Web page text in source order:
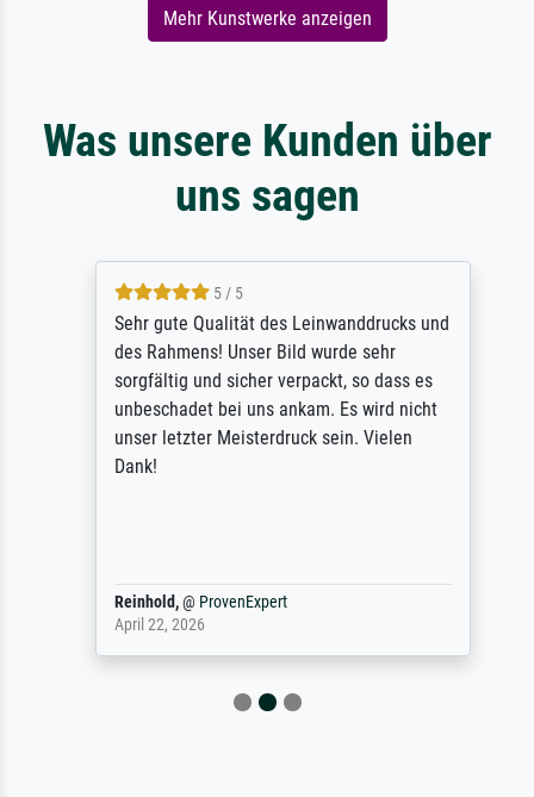
Mehr Kunstwerke anzeigen
Was unsere Kunden über
uns sagen
5 / 5
Sehr gute Qualität des Leinwanddrucks und
des Rahmens! Unser Bild wurde sehr
sorgfältig und sicher verpackt, so dass es
unbeschadet bei uns ankam. Es wird nicht
unser letzter Meisterdruck sein. Vielen
Dank!
Reinhold, @ProvenExpert
April 22, 2026